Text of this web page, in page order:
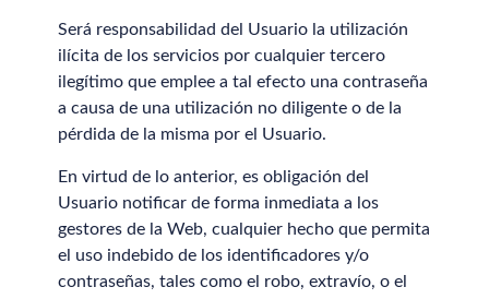
Será responsabilidad del Usuario la utilización
ilícita de los servicios por cualquier tercero
ilegítimo que emplee a tal efecto una contraseña
a causa de una utilización no diligente o de la
pérdida de la misma por el Usuario.
En virtud de lo anterior, es obligación del
Usuario notificar de forma inmediata a los
gestores de la Web, cualquier hecho que permita
el uso indebido de los identificadores y/o
contraseñas, tales como el robo, extravío, o el